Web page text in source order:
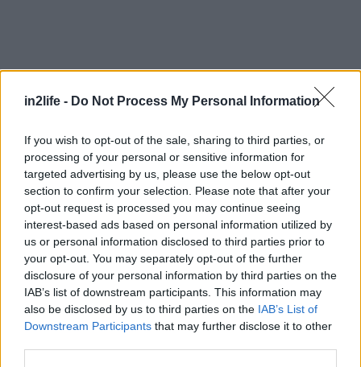
in2life - Do Not Process My Personal Information
If you wish to opt-out of the sale, sharing to third parties, or
processing of your personal or sensitive information for
targeted advertising by us, please use the below opt-out
section to confirm your selection. Please note that after your
opt-out request is processed you may continue seeing
interest-based ads based on personal information utilized by
us or personal information disclosed to third parties prior to
your opt-out. You may separately opt-out of the further
disclosure of your personal information by third parties on the
IAB’s list of downstream participants. This information may
also be disclosed by us to third parties on the IAB’s List of
Downstream Participants that may further disclose it to other
Το πρώτο αμιγώς citizen journalism ΜΜΕ ήταν
το κορεάτικοOhMyNews, που δημιουργήθηκε το
μόνιμο προσωπικό που αριθμεί περί τα 40 μέλη να
γράφει το 20% του περιεχομένου του, το
OhMyNewsείναι σήμερα ένα από τα
δημοφιλέστερα site ”πολιτών δημοσιογράφων”,
με τρεις διαφορετικές εκδόσεις: την αρχική
κορεάτικη, την αγγλική – international και την
ιαπωνική.
Την επιτυχημένη συνταγή του ακολούθησαν, λίγα
χρόνια αργότερα, κι άλλοι, όπως το εξαιρετικό